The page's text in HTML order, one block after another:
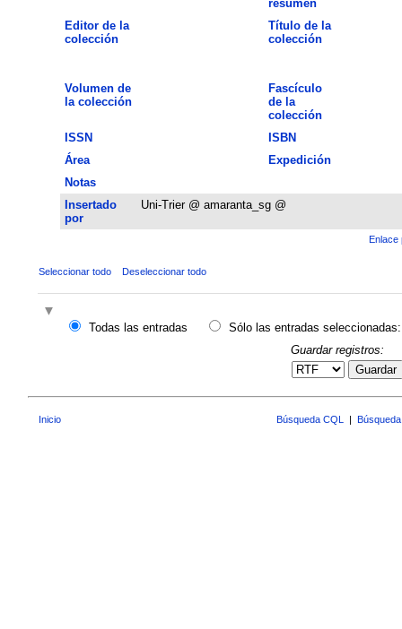
resumen
Editor de la
colección
Título de la
colección
Volumen de
la colección
Fascículo
de la
colección
ISSN
ISBN
Área
Expedición
Notas
Insertado
por
Uni-Trier @ amaranta_sg @
Enlace
Seleccionar todo Deseleccionar todo
Todas las entradas
Sólo las entradas seleccionadas:
Guardar registros:
Guardar
Inicio Búsqueda CQL